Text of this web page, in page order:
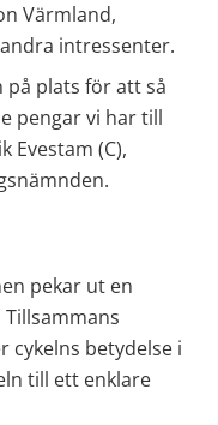
Värmland,
intressenter.
på plats för att så
pengar vi har till
Evestam (C),
pekar ut en
cykelns betydelse i
till ett enklare